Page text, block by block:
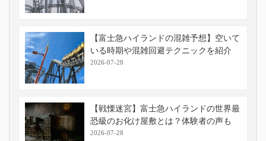
【富士急ハイランドの混雑予想】空いて
いる時期や混雑回避テクニックを紹介
2026-07-28
【戦慄迷宮】富士急ハイランドの世界最
恐級のお化け屋敷とは？体験者の声も
2026-07-28